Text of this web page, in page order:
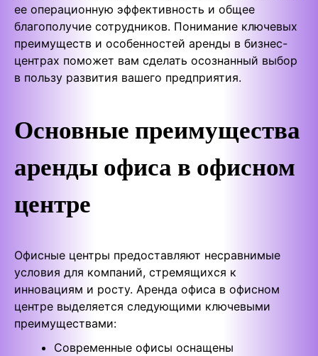
ее операционную эффективность и общее
благополучие сотрудников. Понимание ключевых
преимуществ и особенностей аренды в бизнес-
центрах поможет вам сделать осознанный выбор
в пользу развития вашего предприятия.
Основные преимущества
аренды офиса в офисном
центре
Офисные центры предоставляют несравнимые
условия для компаний, стремящихся к
инновациям и росту. Аренда офиса в офисном
центре выделяется следующими ключевыми
преимуществами:
Современные офисы оснащены